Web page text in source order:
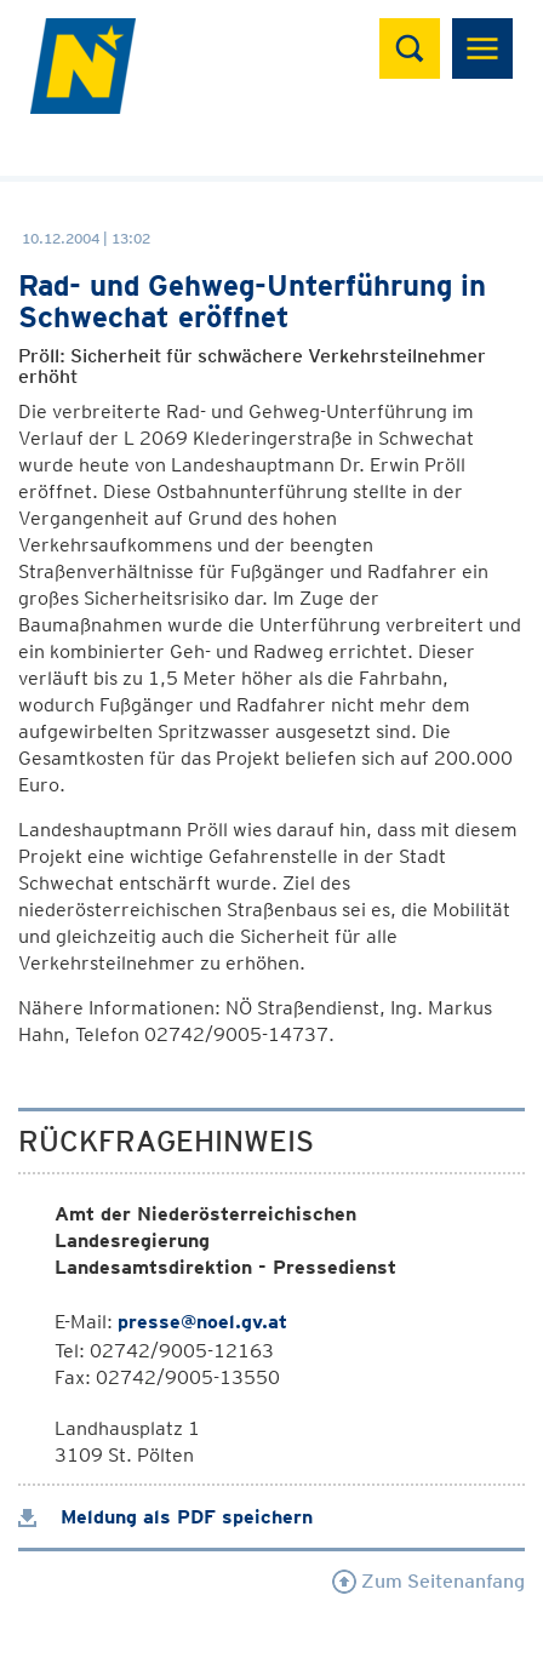
Suchen
10.12.2004 | 13:02
Rad- und Gehweg-Unterführung in
Schwechat eröffnet
Pröll: Sicherheit für schwächere Verkehrsteilnehmer
erhöht
Die verbreiterte Rad- und Gehweg-Unterführung im
Verlauf der L 2069 Klederingerstraße in Schwechat
wurde heute von Landeshauptmann Dr. Erwin Pröll
eröffnet. Diese Ostbahnunterführung stellte in der
Vergangenheit auf Grund des hohen
Verkehrsaufkommens und der beengten
Straßenverhältnisse für Fußgänger und Radfahrer ein
großes Sicherheitsrisiko dar. Im Zuge der
Baumaßnahmen wurde die Unterführung verbreitert und
ein kombinierter Geh- und Radweg errichtet. Dieser
verläuft bis zu 1,5 Meter höher als die Fahrbahn,
wodurch Fußgänger und Radfahrer nicht mehr dem
aufgewirbelten Spritzwasser ausgesetzt sind. Die
Gesamtkosten für das Projekt beliefen sich auf 200.000
Euro.
Landeshauptmann Pröll wies darauf hin, dass mit diesem
Projekt eine wichtige Gefahrenstelle in der Stadt
Schwechat entschärft wurde. Ziel des
niederösterreichischen Straßenbaus sei es, die Mobilität
und gleichzeitig auch die Sicherheit für alle
Verkehrsteilnehmer zu erhöhen.
Nähere Informationen: NÖ Straßendienst, Ing. Markus
Hahn, Telefon 02742/9005-14737.
RÜCKFRAGEHINWEIS
Amt der Niederösterreichischen
Landesregierung
Landesamtsdirektion - Pressedienst
E-Mail: presse@noel.gv.at
Tel: 02742/9005-12163
Fax: 02742/9005-13550
Landhausplatz 1
3109 St. Pölten
Meldung als PDF speichern
Zum Seitenanfang